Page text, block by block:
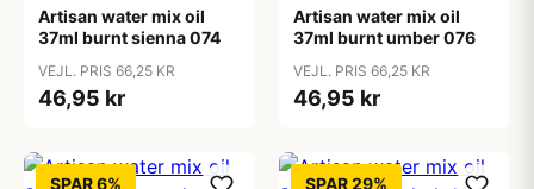
Artisan water mix oil
37ml burnt sienna 074
VEJL. PRIS 66,25 KR
46,95 kr
Artisan water mix oil
37ml burnt umber 076
VEJL. PRIS 66,25 KR
46,95 kr
SPAR 6% SPAR 29%